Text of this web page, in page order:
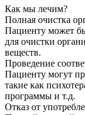
Как мы лечим?
Полная очистка
Пациенту может
для очистки
веществ.
Проведение
Пациенту могут
такие как
программы и т.д.
Отказ от